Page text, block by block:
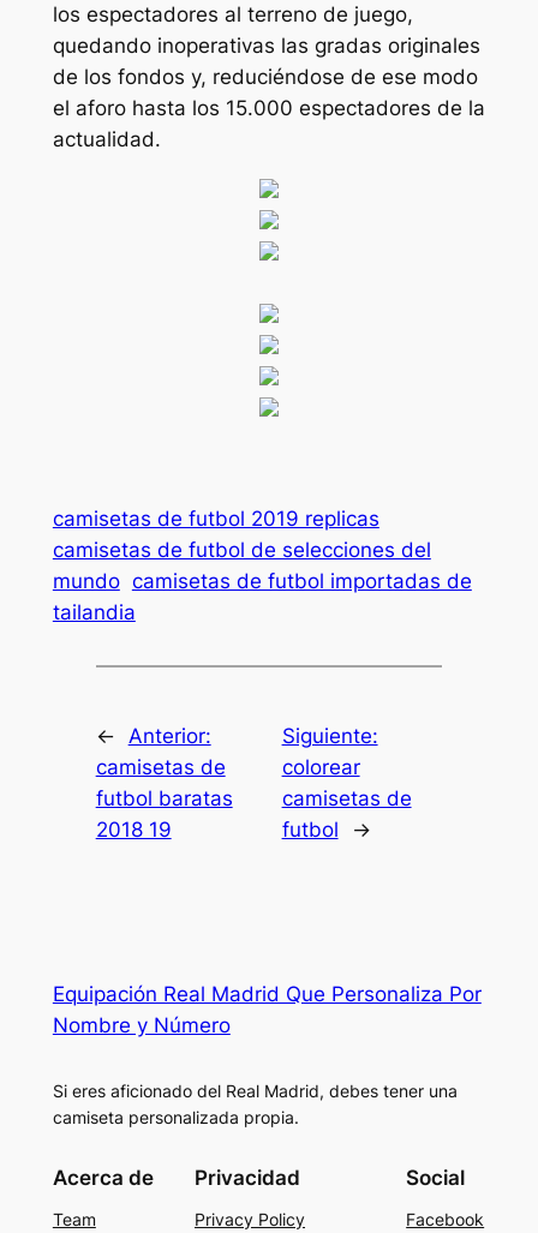
los espectadores al terreno de juego,
quedando inoperativas las gradas originales
de los fondos y, reduciéndose de ese modo
el aforo hasta los 15.000 espectadores de la
actualidad.
camisetas de futbol 2019 replicas
camisetas de futbol de selecciones del
mundo camisetas de futbol importadas de
tailandia
← Anterior:
camisetas de
futbol baratas
2018 19
Siguiente:
colorear
camisetas de
futbol
→
Equipación Real Madrid Que Personaliza Por
Nombre y Número
Si eres aficionado del Real Madrid, debes tener una
camiseta personalizada propia.
Acerca de
Team
Privacidad
Privacy Policy
Social
Facebook